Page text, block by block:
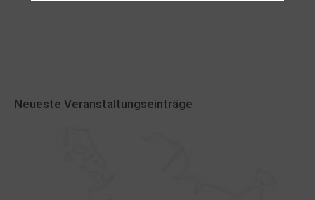
Neueste Veranstaltungseinträge